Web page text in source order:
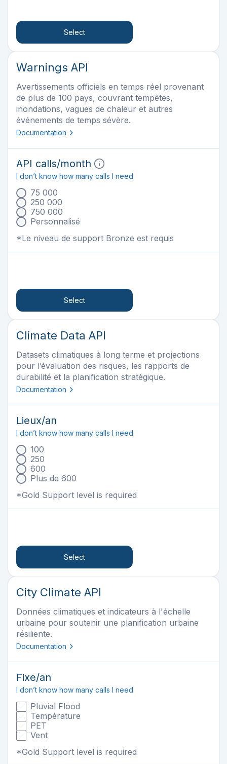
Select
Warnings API
Avertissements officiels en temps réel provenant
de plus de 100 pays, couvrant tempêtes,
inondations, vagues de chaleur et autres
événements de temps sévère.
Documentation
API calls/month
I don’t know how many calls I need
75 000
250 000
750 000
Personnalisé
*Le niveau de support Bronze est requis
Select
Climate Data API
Datasets climatiques à long terme et projections
pour l’évaluation des risques, les rapports de
durabilité et la planification stratégique.
Documentation
Lieux/an
I don’t know how many calls I need
100
250
600
Plus de 600
*Gold Support level is required
Select
City Climate API
Données climatiques et indicateurs à l'échelle
urbaine pour soutenir une planification urbaine
résiliente.
Documentation
Fixe/an
I don’t know how many calls I need
Pluvial Flood
Température
PET
Vent
*Gold Support level is required